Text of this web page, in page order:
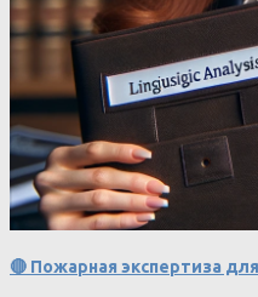
🔴 Пожарная экспертиза